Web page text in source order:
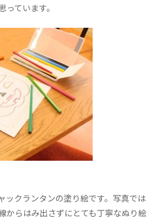
ています。
ックランタンの塗り絵です。写真では
からはみ出さずにとても丁寧なぬり絵